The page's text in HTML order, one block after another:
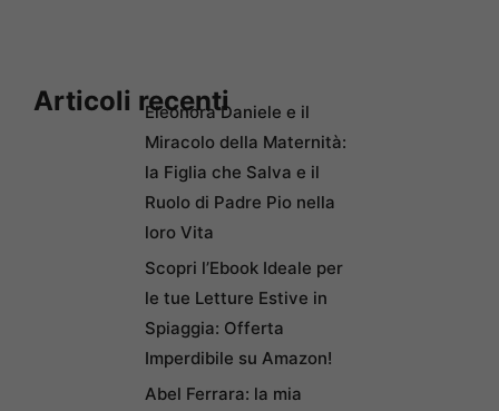
Articoli recentiEleonora Daniele e il
Miracolo della Maternità:
la Figlia che Salva e il
Ruolo di Padre Pio nella
loro Vita
Scopri l’Ebook Ideale per
le tue Letture Estive in
Spiaggia: Offerta
Imperdibile su Amazon!
Abel Ferrara: la mia